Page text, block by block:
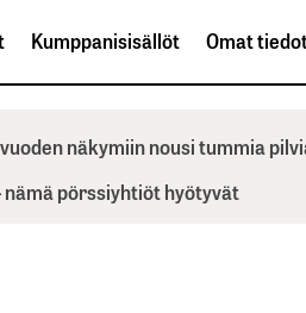
Kumppanisisällöt Omat
näkymiin nousi tummia
nämä pörssiyhtiöt hyötyvät